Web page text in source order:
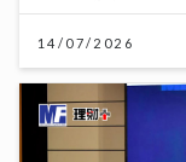
14/07/2026